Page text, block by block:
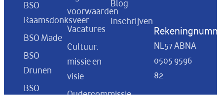
BSO
Raamsdonksveer
BSO Made
BSO
Drunen
BSO
voorwaarden
Vacatures
Cultuur,
missie en
visie
Oudercommissie
Blog
Inschrijven
NL57 ABNA
0505 9596
82